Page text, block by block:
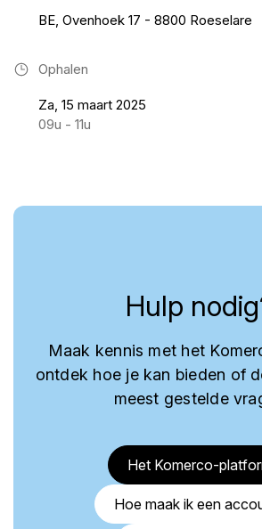
BE, Ovenhoek 17 - 8800 Roeselare
Ophalen
Za, 15 maart 2025
09u - 11u
Hulp
Maak kennis met het
ontdek hoe je kan bieden of
meest gestelde
Het Komerco-
Hoe maak ik een